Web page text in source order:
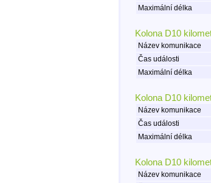
Maximální délka
Kolona D10
Název komunikace
Čas události
Maximální délka
Kolona D10
Název komunikace
Čas události
Maximální délka
Kolona D10
Název komunikace